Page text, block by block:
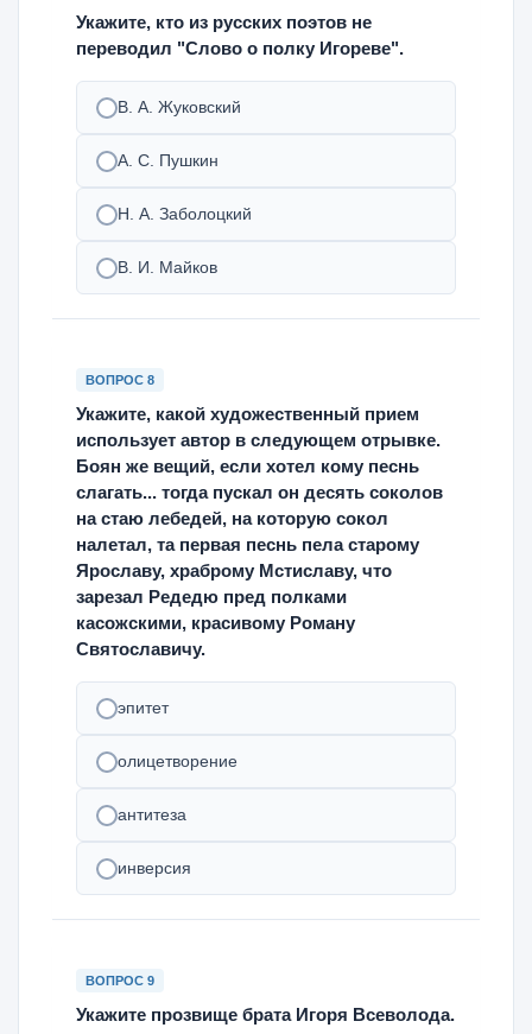
Укажите, кто из русских поэтов не
переводил "Слово о полку Игореве".
В. А. Жуковский
А. С. Пушкин
Н. А. Заболоцкий
В. И. Майков
ВОПРОС 8
Укажите, какой художественный прием
использует автор в следующем отрывке.
Боян же вещий, если хотел кому песнь
слагать... тогда пускал он десять соколов
на стаю лебедей, на которую сокол
налетал, та первая песнь пела старому
Ярославу, храброму Мстиславу, что
зарезал Редедю пред полками
касожскими, красивому Роману
Святославичу.
эпитет
олицетворение
антитеза
инверсия
ВОПРОС 9
Укажите прозвище брата Игоря Всеволода.